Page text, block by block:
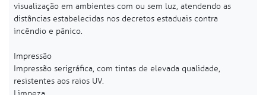
visualização em ambientes com ou sem luz, atendendo as
distâncias estabelecidas nos decretos estaduais contra
incêndio e pânico.
Impressão
Impressão serigráfica, com tintas de elevada qualidade,
resistentes aos raios UV.